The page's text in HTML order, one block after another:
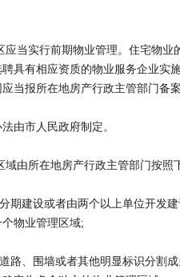
实行前期物业管理。住宅物业
具有相应资质的物业服务企业实
当报所在地房产行政主管部门备
市人民政府制定。
由所在地房产行政主管部门按照
建设或者由两个以上单位开发建
物业管理区域;
、围墙或者其他明显标识分割成